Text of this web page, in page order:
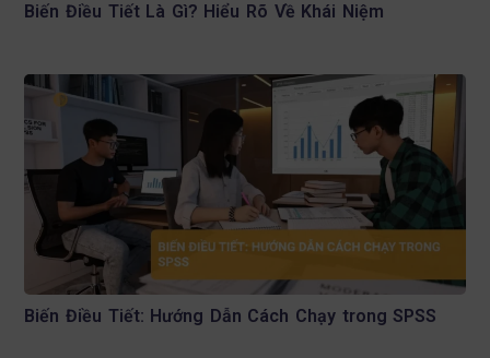
Biến Điều Tiết Là Gì? Hiểu Rõ Về Khái Niệm
Biến Điều Tiết: Hướng Dẫn Cách Chạy trong SPSS